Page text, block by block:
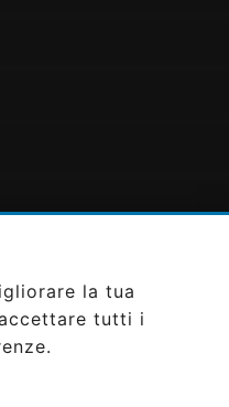
srls PIVA:
Designed by
la tua
tutti i